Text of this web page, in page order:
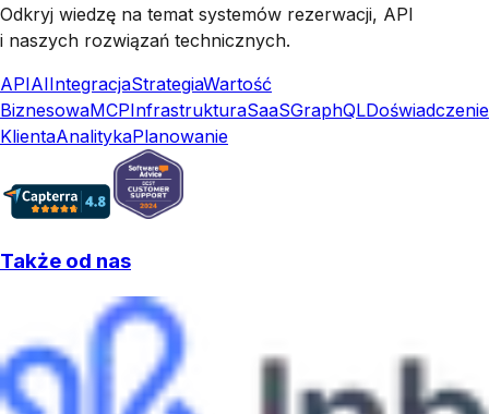
Odkryj wiedzę na temat systemów rezerwacji, API
i naszych rozwiązań technicznych.
APIAIIntegracjaStrategiaWartość
BiznesowaMCPInfrastrukturaSaaSGraphQLDoświadczenie
KlientaAnalitykaPlanowanie
Także od nas